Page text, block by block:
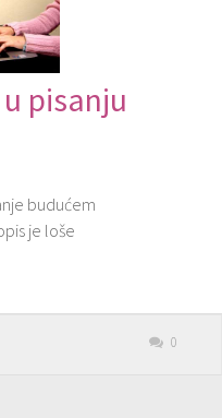
pisanju
budućem
je loše
0